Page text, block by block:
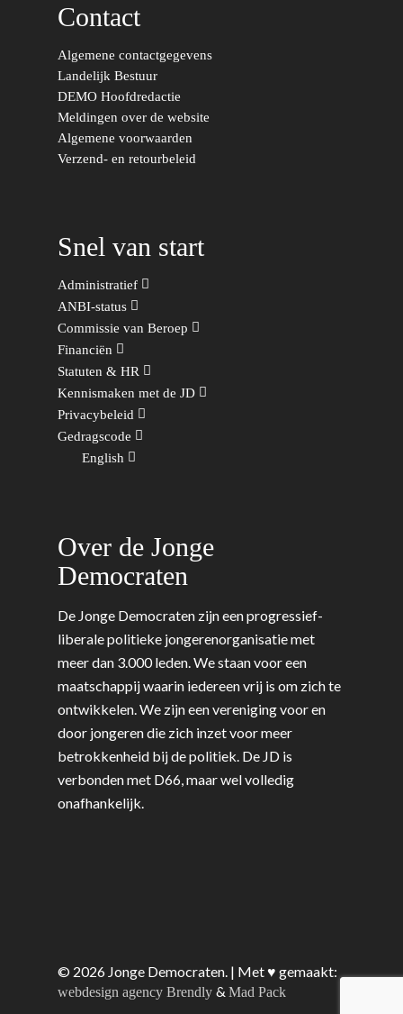
Contact
Algemene contactgegevens
Landelijk Bestuur
DEMO Hoofdredactie
Meldingen over de website
Algemene voorwaarden
Verzend- en retourbeleid
Snel van start
Administratief
ANBI-status
Commissie van Beroep
Financiën
Statuten & HR
Kennismaken met de JD
Privacybeleid
Gedragscode
English
Over de Jonge
Democraten
De Jonge Democraten zijn een progressief-
liberale politieke jongerenorganisatie met
meer dan 3.000 leden. We staan voor een
maatschappij waarin iedereen vrij is om zich te
ontwikkelen. We zijn een vereniging voor en
door jongeren die zich inzet voor meer
betrokkenheid bij de politiek. De JD is
verbonden met D66, maar wel volledig
onafhankelijk.
© 2026 Jonge Democraten. | Met ♥︎ gemaakt:
webdesign agency Brendly & Mad Pack